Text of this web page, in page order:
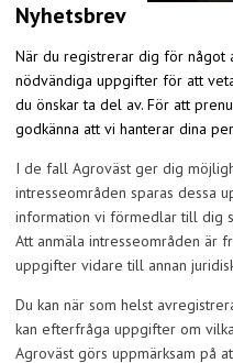
Nyhetsbrev
När du registrerar dig för något
nödvändiga uppgifter för att
du önskar ta del av. För att
godkänna att vi hanterar dina
I de fall Agroväst ger dig
intresseområden sparas dessa
information vi förmedlar till dig
Att anmäla intresseområden är
uppgifter vidare till annan
Du kan när som helst
kan efterfråga uppgifter om
Agroväst görs uppmärksam på